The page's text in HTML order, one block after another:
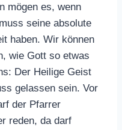
mögen es, wenn
seine absolute
haben. Wir können
wie Gott so etwas
Der Heilige Geist
gelassen sein. Vor
der Pfarrer
reden, da darf